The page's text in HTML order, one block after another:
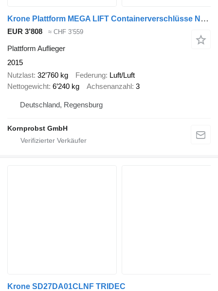
Krone Plattform MEGA LIFT Containerverschlüsse Nr: 919
EUR 3’808 ≈ CHF 3’559
Plattform Auflieger
2015
Nutzlast 32’760 kg Federung Luft/Luft
Nettogewicht 6’240 kg Achsenanzahl 3
Deutschland, Regensburg
Kornprobst GmbH
Krone SD27DA01CLNF TRIDEC